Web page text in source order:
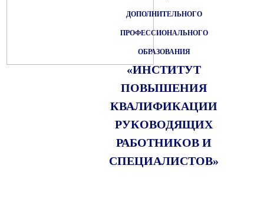
ДОПОЛНИТЕЛЬНОГО
ПРОФЕССИОНАЛЬНОГО
ОБРАЗОВАНИЯ
«ИНСТИТУТ
ПОВЫШЕНИЯ
КВАЛИФИКАЦИИ
РУКОВОДЯЩИХ
РАБОТНИКОВ И
СПЕЦИАЛИСТОВ»